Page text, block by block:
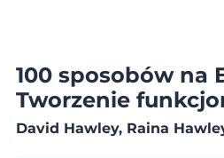
100 sposobów na
Tworzenie
David Hawley, Raina